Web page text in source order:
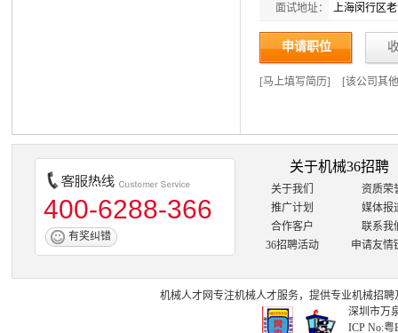
面试地址： 上海闵行区
申请职位
[马上填写简历] [该公司其
400-6288-366
有奖纠错
关于机械36招聘
关于我们
资质荣
推广计划
媒体报
合作客户
联系我
36招聘活动
申请友情
机械人才网专注机械人才服务，提供专业机械招聘
深圳市万
ICP No:粤